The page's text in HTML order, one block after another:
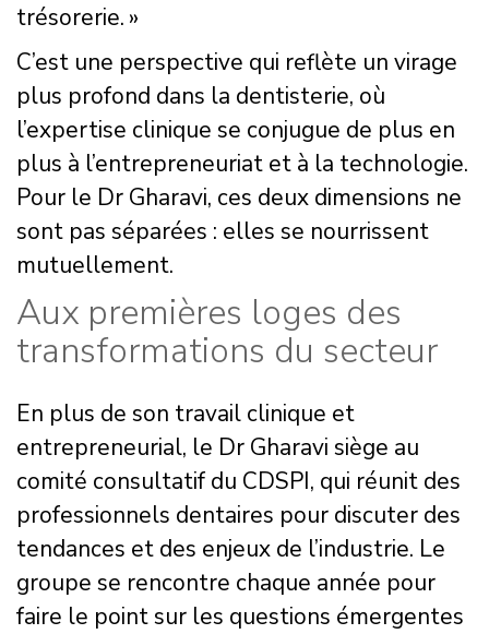
trésorerie. »
C’est une perspective qui reflète un virage
plus profond dans la dentisterie, où
l’expertise clinique se conjugue de plus en
plus à l’entrepreneuriat et à la technologie.
Pour le Dr Gharavi, ces deux dimensions ne
sont pas séparées : elles se nourrissent
mutuellement.
Aux premières loges des
transformations du secteur
En plus de son travail clinique et
entrepreneurial, le Dr Gharavi siège au
comité consultatif du CDSPI, qui réunit des
professionnels dentaires pour discuter des
tendances et des enjeux de l’industrie. Le
groupe se rencontre chaque année pour
faire le point sur les questions émergentes